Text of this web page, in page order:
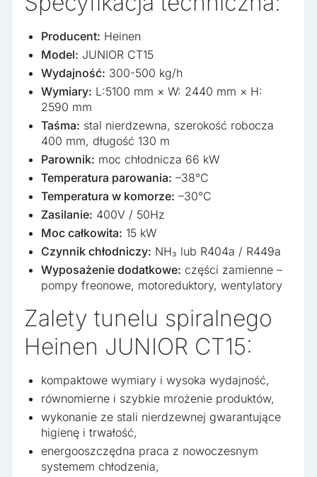
Producent: Heinen
Model: JUNIOR CT15
Wydajność: 300-500 kg/h
Wymiary: L:5100 mm × W: 2440 mm × H:
2590 mm
Taśma: stal nierdzewna, szerokość robocza
400 mm, długość 130 m
Parownik: moc chłodnicza 66 kW
Temperatura parowania: –38°C
Temperatura w komorze: –30°C
Zasilanie: 400V / 50Hz
Moc całkowita: 15 kW
Czynnik chłodniczy: NH₃ lub R404a / R449a
Wyposażenie dodatkowe: części zamienne –
pompy freonowe, motoreduktory, wentylatory
Zalety tunelu spiralnego
Heinen JUNIOR CT15:
kompaktowe wymiary i wysoka wydajność,
równomierne i szybkie mrożenie produktów,
wykonanie ze stali nierdzewnej gwarantujące
higienę i trwałość,
energooszczędna praca z nowoczesnym
systemem chłodzenia,